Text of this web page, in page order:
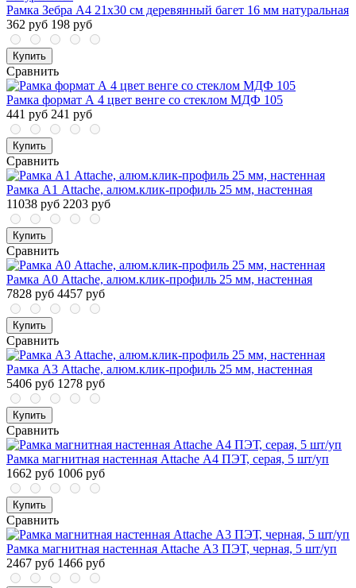
Рамка Зебра А4 21х30 см деревянный багет 16 мм натуральная
362 руб 198 руб
Купить
Сравнить
Рамка формат А 4 цвет венге со стеклом МДФ 105
441 руб 241 руб
Купить
Сравнить
Рамка А1 Attache, алюм.клик-профиль 25 мм, настенная
11038 руб 2203 руб
Купить
Сравнить
Рамка А0 Attache, алюм.клик-профиль 25 мм, настенная
7828 руб 4457 руб
Купить
Сравнить
Рамка А3 Attache, алюм.клик-профиль 25 мм, настенная
5406 руб 1278 руб
Купить
Сравнить
Рамка магнитная настенная Attache А4 ПЭТ, серая, 5 шт/уп
1662 руб 1006 руб
Купить
Сравнить
Рамка магнитная настенная Attache А3 ПЭТ, черная, 5 шт/уп
2467 руб 1466 руб